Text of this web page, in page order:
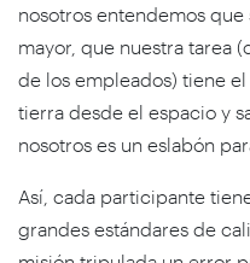
nosotros entendemos
mayor, que nuestra tarea
de los empleados) tiene
tierra desde el espacio y
nosotros es un eslabón
Así, cada participante
grandes estándares de